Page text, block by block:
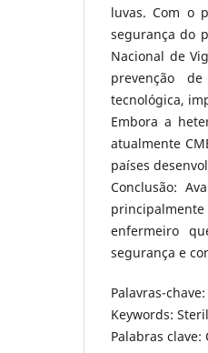
luvas. Com o
segurança do
Nacional de
prevenção
tecnológica,
Embora a
atualmente
países
Conclusão:
enfermeiro
segurança e
Palavras-
Keywords:
Palabras